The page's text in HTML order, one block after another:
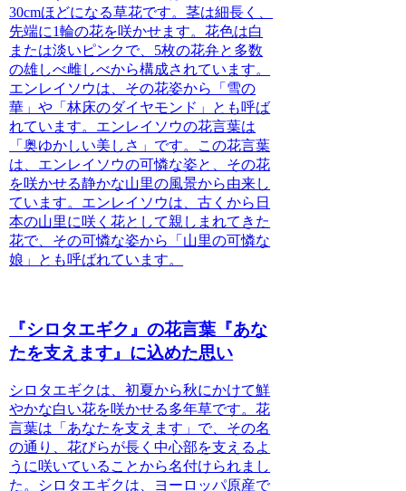
30cmほどになる草花です。茎は細長く、
先端に1輪の花を咲かせます。花色は白
または淡いピンクで、5枚の花弁と多数
の雄しべ雌しべから構成されています。
エンレイソウは、その花姿から「雪の
華」や「林床のダイヤモンド」とも呼ば
れています。エンレイソウの花言葉は
「奥ゆかしい美しさ」です。この花言葉
は、エンレイソウの可憐な姿と、その花
を咲かせる静かな山里の風景から由来し
ています。エンレイソウは、古くから日
本の山里に咲く花として親しまれてきた
花で、その可憐な姿から「山里の可憐な
娘」とも呼ばれています。
『シロタエギク』の花言葉『あな
たを支えます』に込めた思い
シロタエギクは、初夏から秋にかけて鮮
やかな白い花を咲かせる多年草です。花
言葉は「あなたを支えます」 で、その名
の通り、花びらが長く中心部を支えるよ
うに咲いている ことから名付けられまし
た。
シロタエギクは、ヨーロッパ原産で